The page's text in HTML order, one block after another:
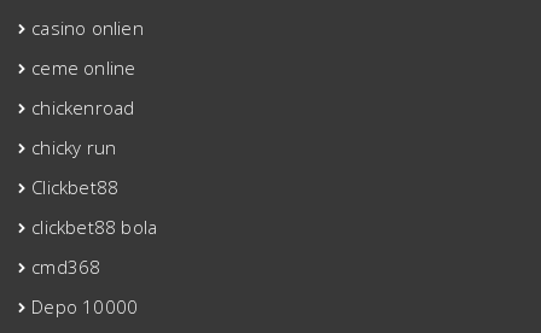
casino onlien
ceme online
chickenroad
chicky run
Clickbet88
clickbet88 bola
cmd368
Depo 10000